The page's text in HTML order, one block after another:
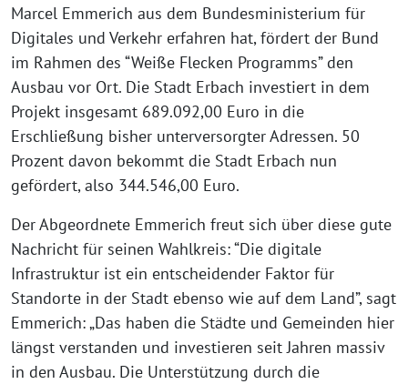
Marcel Emmerich aus dem Bundesministerium für
Digitales und Verkehr erfahren hat, fördert der Bund
im Rahmen des “Weiße Flecken Programms” den
Ausbau vor Ort. Die Stadt Erbach investiert in dem
Projekt insgesamt 689.092,00 Euro in die
Erschließung bisher unterversorgter Adressen. 50
Prozent davon bekommt die Stadt Erbach nun
gefördert, also 344.546,00 Euro.
Der Abgeordnete Emmerich freut sich über diese gute
Nachricht für seinen Wahlkreis: “Die digitale
Infrastruktur ist ein entscheidender Faktor für
Standorte in der Stadt ebenso wie auf dem Land”, sagt
Emmerich: „Das haben die Städte und Gemeinden hier
längst verstanden und investieren seit Jahren massiv
in den Ausbau. Die Unterstützung durch die